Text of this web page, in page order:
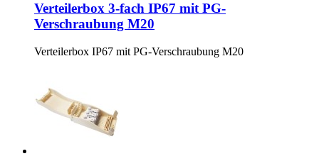
Verteilerbox 3-fach IP67 mit PG-
Verschraubung M20
Verteilerbox IP67 mit PG-Verschraubung M20